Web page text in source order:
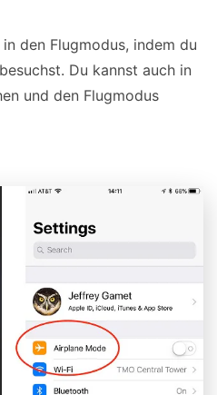
den Flugmodus, indem du
Du kannst auch in
und den Flugmodus